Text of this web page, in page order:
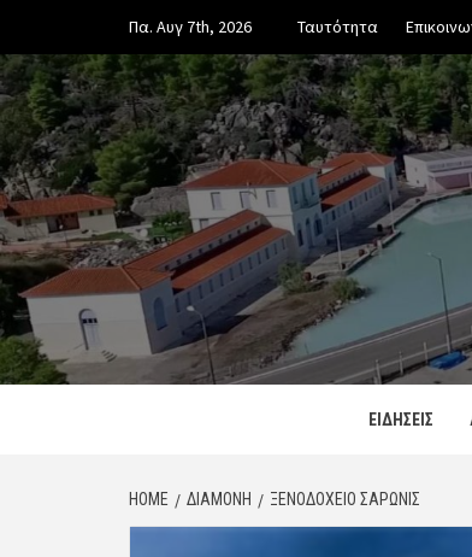
content
Πα. Αυγ 7th, 2026 Ταυτότητα
ΕΙΔΗΣΕΙΣ
HOME ΔΙΑΜΟΝΗ ΞΕΝΟΔΟΧΕΊΟ ΣΑΡΩΝΙΣ